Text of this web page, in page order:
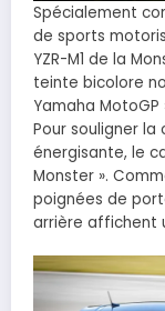
Spécialement
de sports
YZR-M1 de la
teinte bicolore
Yamaha
Pour souligner
énergisante, le
Monster ».
poignées de
arrière affichent